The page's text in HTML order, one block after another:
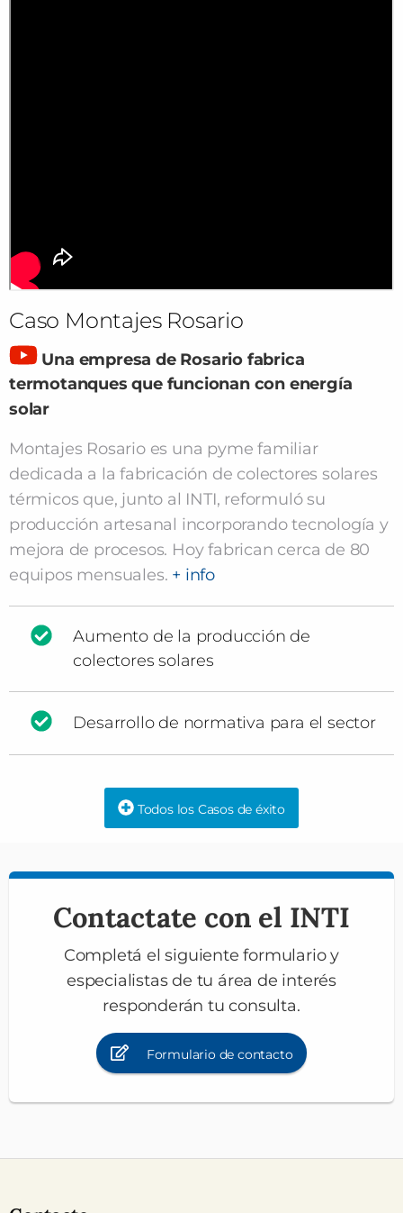
Caso Montajes Rosario
Una empresa de Rosario fabrica
termotanques que funcionan con energía
solar
Montajes Rosario es una pyme familiar
dedicada a la fabricación de colectores solares
térmicos que, junto al INTI, reformuló su
producción artesanal incorporando tecnología y
mejora de procesos. Hoy fabrican cerca de 80
equipos mensuales. + info
Aumento de la producción de
colectores solares
Desarrollo de normativa para el sector
Todos los Casos de éxito
Contactate con el INTI
Completá el siguiente formulario y
especialistas de tu área de interés
responderán tu consulta.
Formulario de contacto